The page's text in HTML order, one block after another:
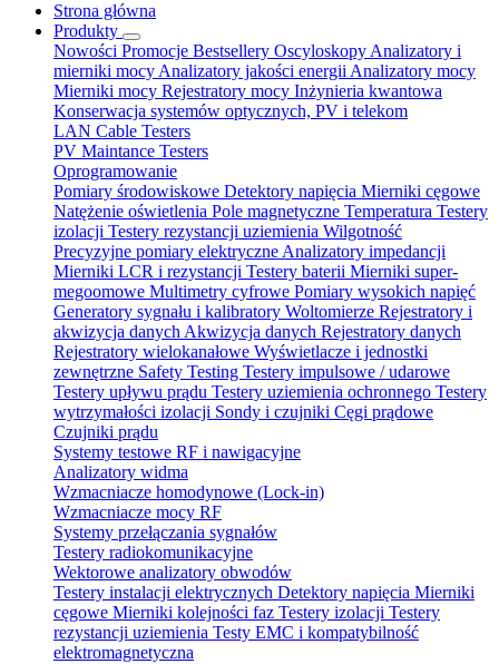
Strona główna
Produkty
Nowości Promocje Bestsellery Oscyloskopy Analizatory i
mierniki mocy Analizatory jakości energii Analizatory mocy
Mierniki mocy Rejestratory mocy Inżynieria kwantowa
Konserwacja systemów optycznych, PV i telekom
LAN Cable Testers
PV Maintance Testers
Oprogramowanie
Pomiary środowiskowe Detektory napięcia Mierniki cęgowe
Natężenie oświetlenia Pole magnetyczne Temperatura Testery
izolacji Testery rezystancji uziemienia Wilgotność
Precyzyjne pomiary elektryczne Analizatory impedancji
Mierniki LCR i rezystancji Testery baterii Mierniki super-
megoomowe Multimetry cyfrowe Pomiary wysokich napięć
Generatory sygnału i kalibratory Woltomierze Rejestratory i
akwizycja danych Akwizycja danych Rejestratory danych
Rejestratory wielokanałowe Wyświetlacze i jednostki
zewnętrzne Safety Testing Testery impulsowe / udarowe
Testery upływu prądu Testery uziemienia ochronnego Testery
wytrzymałości izolacji Sondy i czujniki Cęgi prądowe
Czujniki prądu
Systemy testowe RF i nawigacyjne
Analizatory widma
Wzmacniacze homodynowe (Lock‑in)
Wzmacniacze mocy RF
Systemy przełączania sygnałów
Testery radiokomunikacyjne
Wektorowe analizatory obwodów
Testery instalacji elektrycznych Detektory napięcia Mierniki
cęgowe Mierniki kolejności faz Testery izolacji Testery
rezystancji uziemienia Testy EMC i kompatybilność
elektromagnetyczna